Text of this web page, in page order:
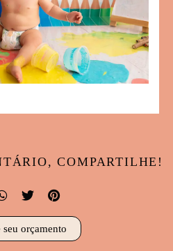
COMPARTILHE!
seu orçamento